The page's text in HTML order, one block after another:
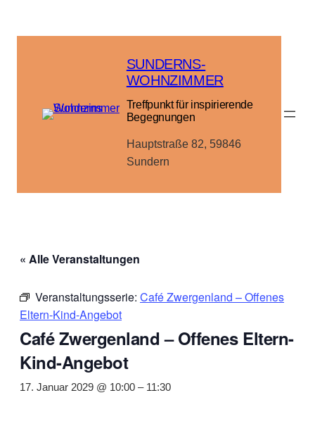
SUNDERNS-
WOHNZIMMER
Treffpunkt für inspirierende
Begegnungen
Hauptstraße 82, 59846
Sundern
« Alle Veranstaltungen
Veranstaltungsserie: Café Zwergenland – Offenes
Eltern-Kind-Angebot
Café Zwergenland – Offenes Eltern-
Kind-Angebot
17. Januar 2029 @ 10:00 – 11:30